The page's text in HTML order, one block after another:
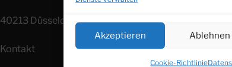
Akzeptieren Ablehnen
Cookie-Richtlinie
40213 Düsseldorf
Kontakt